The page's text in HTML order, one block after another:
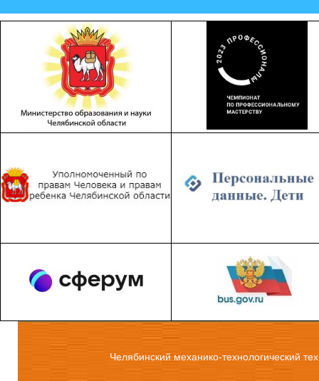
Челябинский механико-технологический